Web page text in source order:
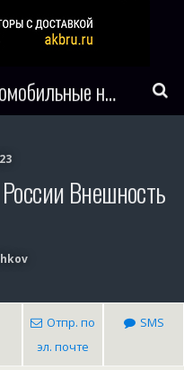
Autonews58.ru - Автомобильные новости Пензы и всего мира
Внешность
Отпр. по
эл. почте
SMS